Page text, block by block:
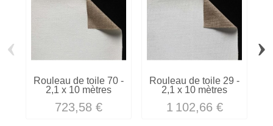
Rouleau de toile 70 -
2,1 x 10 mètres
723,58 €
Rouleau de toile 29 -
2,1 x 10 mètres
1 102,66 €
‹ ›